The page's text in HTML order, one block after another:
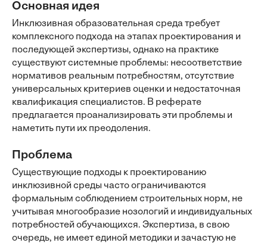
Основная идея
Инклюзивная образовательная среда требует
комплексного подхода на этапах проектирования и
последующей экспертизы, однако на практике
существуют системные проблемы: несоответствие
нормативов реальным потребностям, отсутствие
универсальных критериев оценки и недостаточная
квалификация специалистов. В реферате
предлагается проанализировать эти проблемы и
наметить пути их преодоления.
Проблема
Существующие подходы к проектированию
инклюзивной среды часто ограничиваются
формальным соблюдением строительных норм, не
учитывая многообразие нозологий и индивидуальных
потребностей обучающихся. Экспертиза, в свою
очередь, не имеет единой методики и зачастую не